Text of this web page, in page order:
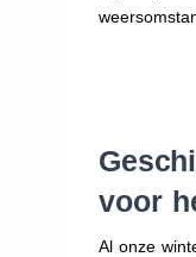
voor
Al onze